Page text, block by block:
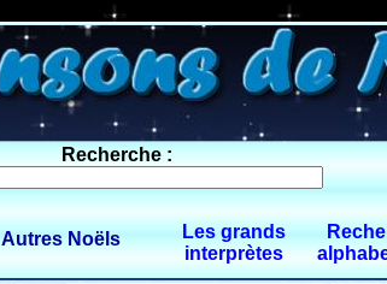
0 $limitbot 1 $limittot 2
Recherche :
Autres Noëls
Les grands
interprètes